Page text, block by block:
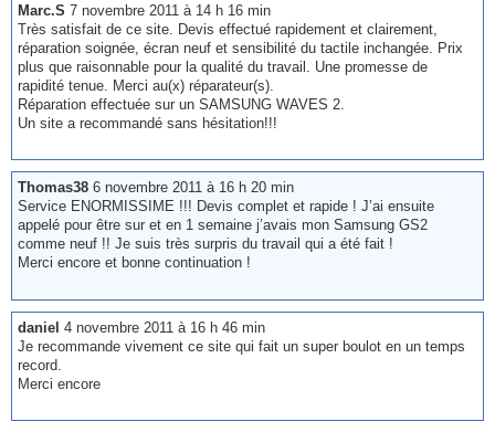
Marc.S 7 novembre 2011 à 14 h 16 min
Très satisfait de ce site. Devis effectué rapidement et clairement,
réparation soignée, écran neuf et sensibilité du tactile inchangée. Prix
plus que raisonnable pour la qualité du travail. Une promesse de
rapidité tenue. Merci au(x) réparateur(s).
Réparation effectuée sur un SAMSUNG WAVES 2.
Un site a recommandé sans hésitation!!!
Thomas38 6 novembre 2011 à 16 h 20 min
Service ENORMISSIME !!! Devis complet et rapide ! J’ai ensuite
appelé pour être sur et en 1 semaine j’avais mon Samsung GS2
comme neuf !! Je suis très surpris du travail qui a été fait !
Merci encore et bonne continuation !
daniel 4 novembre 2011 à 16 h 46 min
Je recommande vivement ce site qui fait un super boulot en un temps
record.
Merci encore